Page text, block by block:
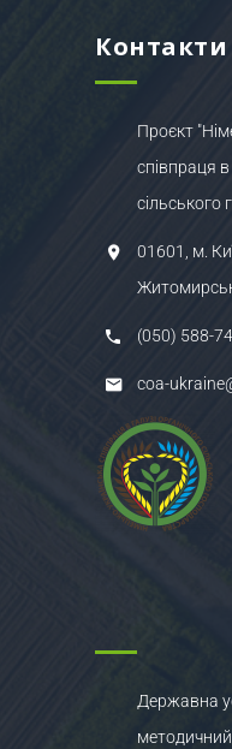
Контакти
Проєкт
співпраця в
сільського
01601, м.
(050) 588-
coa-
Державна